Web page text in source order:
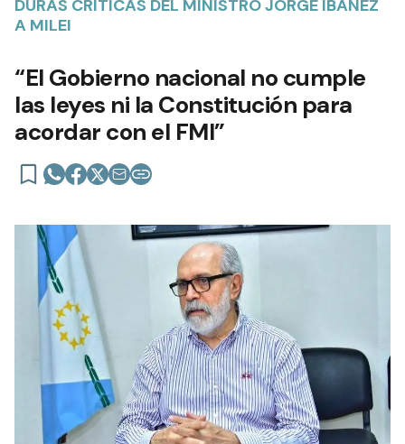
DURAS CRÍTICAS DEL MINISTRO JORGE IBÁÑEZ
A MILEI
“El Gobierno nacional no cumple
las leyes ni la Constitución para
acordar con el FMI”